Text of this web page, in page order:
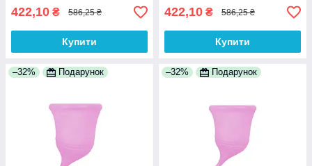
422,10 ₴ 586,25 ₴
Купити
422,10 ₴ 586,25 ₴
Купити
–32% Подарунок –32% Подарунок